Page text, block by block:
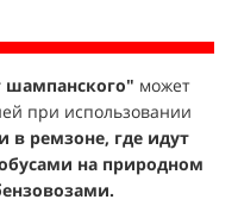
шампанского" может
при использовании
в ремзоне, где идут
на природном